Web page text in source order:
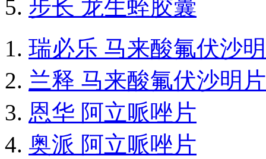
步长 龙生蛭胶囊
瑞必乐 马来酸氟伏沙
兰释 马来酸氟伏沙明片
恩华 阿立哌唑片
奥派 阿立哌唑片